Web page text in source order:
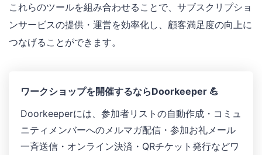
これらのツールを組み合わせることで、サブスクリプショ
ンサービスの提供・運営を効率化し、顧客満足度の向上に
つなげることができます。
ワークショップを開催するならDoorkeeper 💪
Doorkeeperには、参加者リストの自動作成・コミュ
ニティメンバーへのメルマガ配信 ・参加お礼メール
一斉送信 ・オンライン決済 ・QRチケット発行などワ